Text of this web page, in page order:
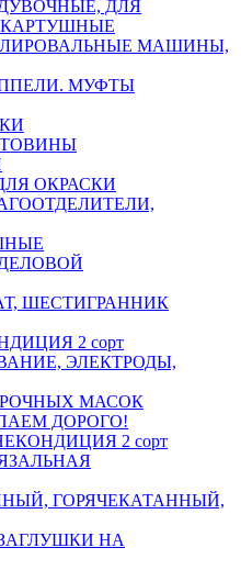
ДЛЯ
МАШИНЫ,
МУФТЫ
ОКРАСКИ
ШЕСТИГРАННИК
2 сорт
ЭЛЕКТРОДЫ,
МАСОК
ДОРОГО!
2 сорт
ГОРЯЧЕКАТАННЫЙ,
НА